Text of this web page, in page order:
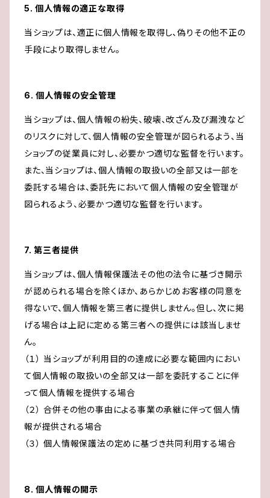
5. 個人情報の適正な取得
当ショップは、適正に個人情報を取得し、偽りその他不正の
手段により取得しません。
6. 個人情報の安全管理
当ショップは、個人情報の紛失、破壊、改ざん及び漏洩など
のリスクに対して、個人情報の安全管理が図られるよう、当
ショップの従業員に対し、必要かつ適切な監督を行います。
また、当ショップは、個人情報の取扱いの全部又は一部を
委託する場合は、委託先において個人情報の安全管理が
図られるよう、必要かつ適切な監督を行います。
7. 第三者提供
当ショップは、個人情報保護法その他の法令に基づき開示
が認められる場合を除くほか、あらかじめお客様の同意を
得ないで、個人情報を第三者に提供しません。但し、次に掲
げる場合は上記に定める第三者への提供には該当しませ
ん。
（１） 当ショップが利用目的の達成に必要な範囲内におい
て個人情報の取扱いの全部又は一部を委託することに伴
って個人情報を提供する場合
（２） 合併その他の事由による事業の承継に伴って個人情
報が提供される場合
（３） 個人情報保護法の定めに基づき共同利用する場合
8. 個人情報の開示